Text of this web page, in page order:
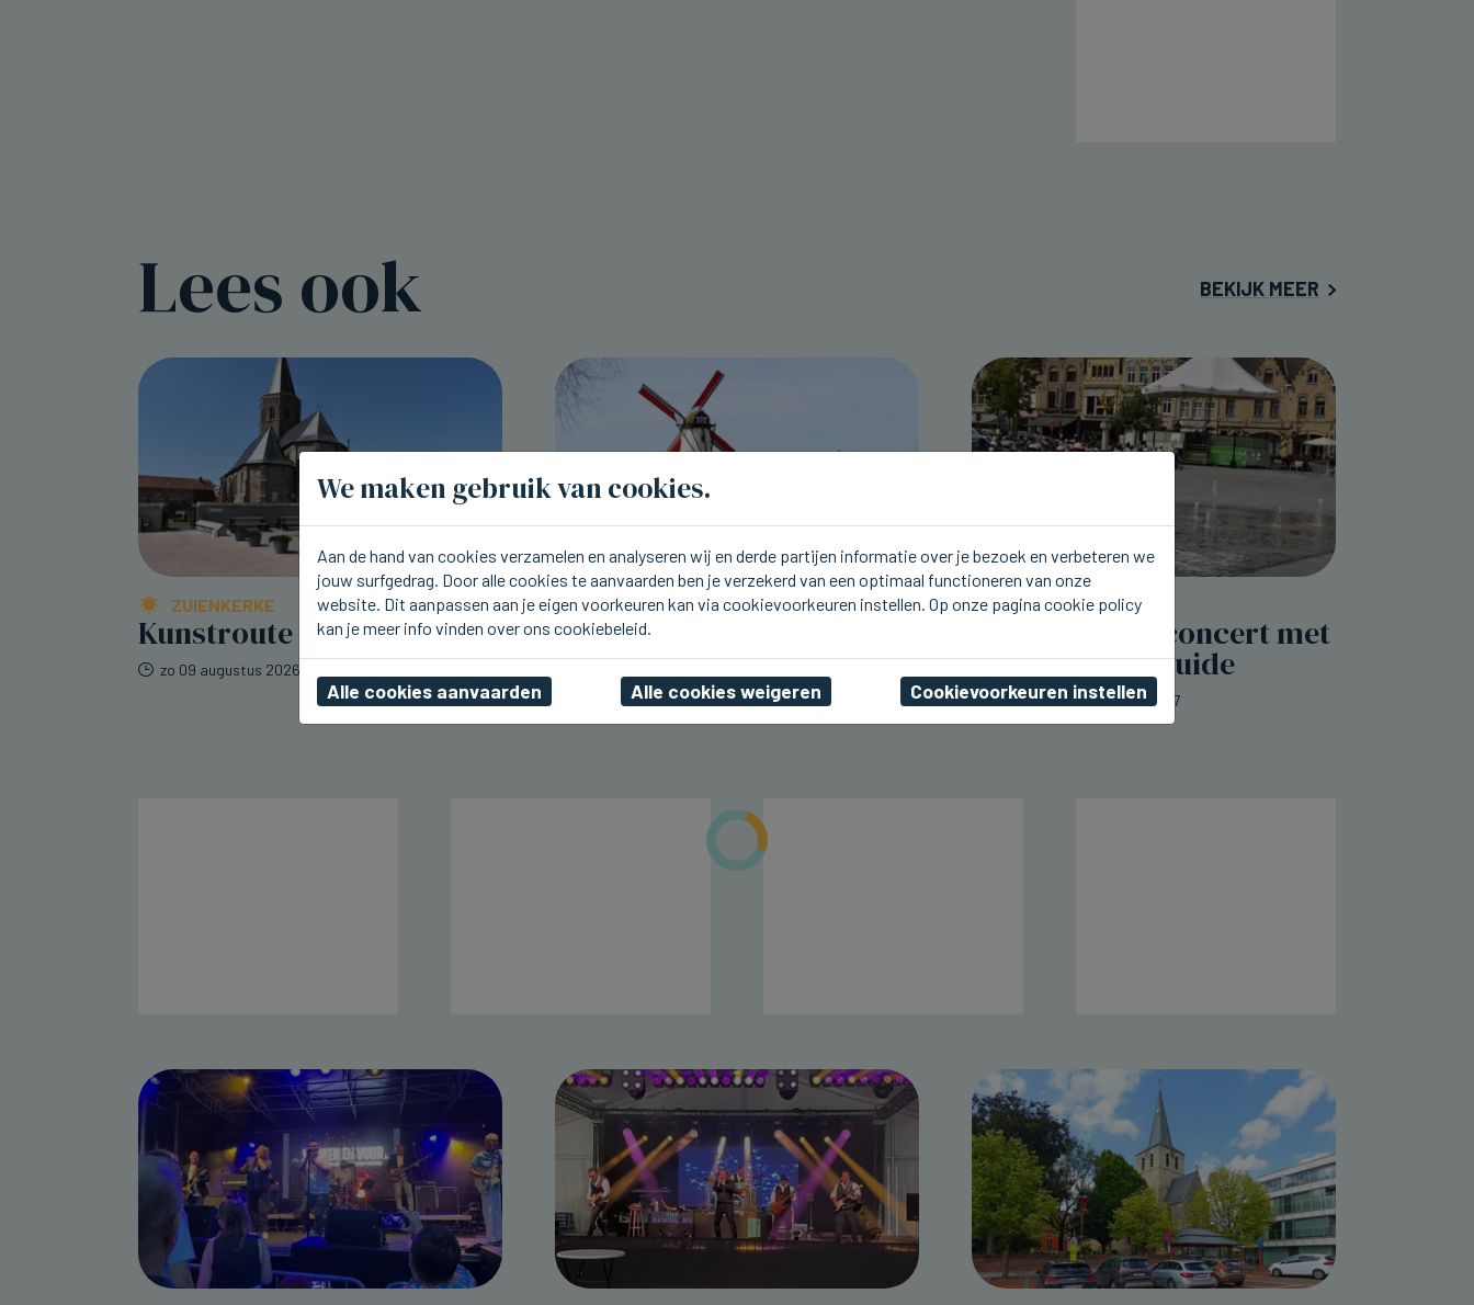
Lees ook BEKIJK MEER
ZUIENKERKE
Kunstroute in Zuienkerke
zo 09 augustus 2026, 11:36
DAMME
Vandaag Boekenmarkt en
Amare in Damme
zo 09 augustus 2026, 11:11
DIKSMUIDE
Morgen Kioskconcert met
4 Fun in Diksmuide
za 08 augustus 2026, 23:07
We maken gebruik van cookies.
Aan de hand van cookies verzamelen en analyseren wij en derde partijen informatie over je bezoek en verbeteren we
jouw surfgedrag. Door alle cookies te aanvaarden ben je verzekerd van een optimaal functioneren van onze
website. Dit aanpassen aan je eigen voorkeuren kan via cookievoorkeuren instellen. Op onze pagina cookie policy
kan je meer info vinden over ons cookiebeleid.
Alle cookies aanvaarden Alle cookies weigeren Cookievoorkeuren instellen